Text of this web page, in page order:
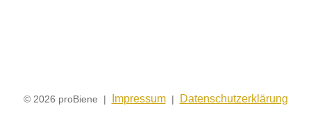
© 2026 proBiene | Impressum| Datenschutzerklärung